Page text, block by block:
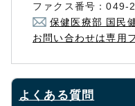
ファクス番号：049-
保健医療部 国民
お問い合わせは専用
よくある質問